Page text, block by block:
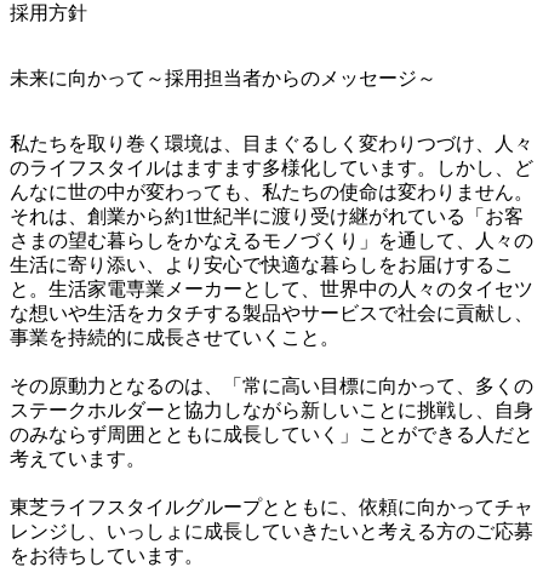
採用方針
未来に向かって～採用担当者からのメッセージ～
私たちを取り巻く環境は、目まぐるしく変わりつづけ、人々
のライフスタイルはますます多様化しています。しかし、ど
んなに世の中が変わっても、私たちの使命は変わりません。
それは、創業から約1世紀半に渡り受け継がれている「お客
さまの望む暮らしをかなえるモノづくり」を通して、人々の
生活に寄り添い、より安心で快適な暮らしをお届けするこ
と。生活家電専業メーカーとして、世界中の人々のタイセツ
な想いや生活をカタチする製品やサービスで社会に貢献し、
事業を持続的に成長させていくこと。
その原動力となるのは、「常に高い目標に向かって、多くの
ステークホルダーと協力しながら新しいことに挑戦し、自身
のみならず周囲とともに成長していく」ことができる人だと
考えています。
東芝ライフスタイルグループとともに、依頼に向かってチャ
レンジし、いっしょに成長していきたいと考える方のご応募
をお待ちしています。